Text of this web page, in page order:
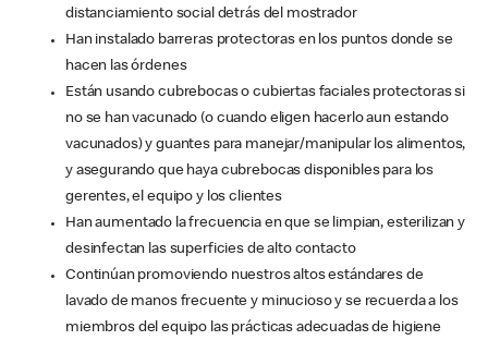
distanciamiento social detrás del mostrador
Han instalado barreras protectoras en los puntos donde se
hacen las órdenes
Están usando cubrebocas o cubiertas faciales protectoras si
no se han vacunado (o cuando eligen hacerlo aun estando
vacunados) y guantes para manejar/manipular los alimentos,
y asegurando que haya cubrebocas disponibles para los
gerentes, el equipo y los clientes
Han aumentado la frecuencia en que se limpian, esterilizan y
desinfectan las superficies de alto contacto
Continúan promoviendo nuestros altos estándares de
lavado de manos frecuente y minucioso y se recuerda a los
miembros del equipo las prácticas adecuadas de higiene